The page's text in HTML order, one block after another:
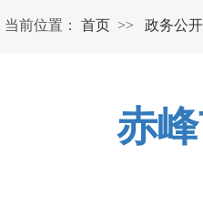
当前位置： 首页 >> 政务公开
赤